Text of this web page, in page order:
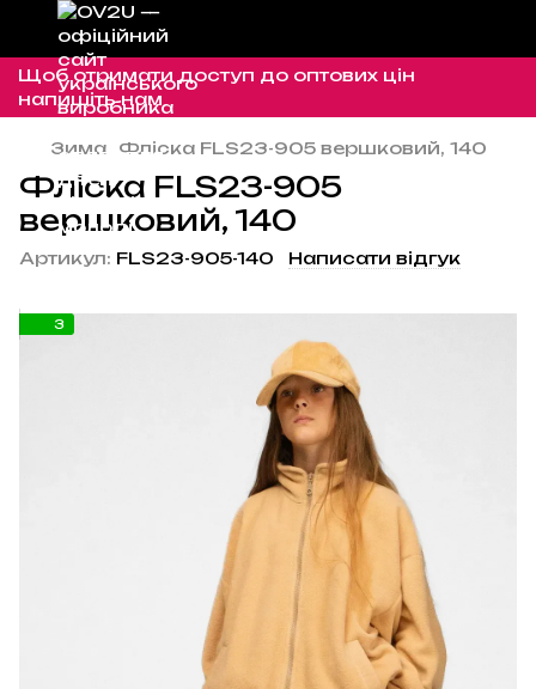
Щоб отримати доступ до оптових цін
напишіть нам
Зима Фліска FLS23-905 вершковий, 140
Фліска FLS23-905
вершковий, 140
Артикул: FLS23-905-140 Написати відгук
3